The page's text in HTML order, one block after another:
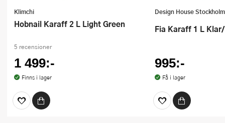
Klimchi
Hobnail Karaff 2 L Light Green
5 recensioner
1 499:-
Finns i lager
Design House Stockholm
Fia Karaff 1 L
995:-
Få i lager